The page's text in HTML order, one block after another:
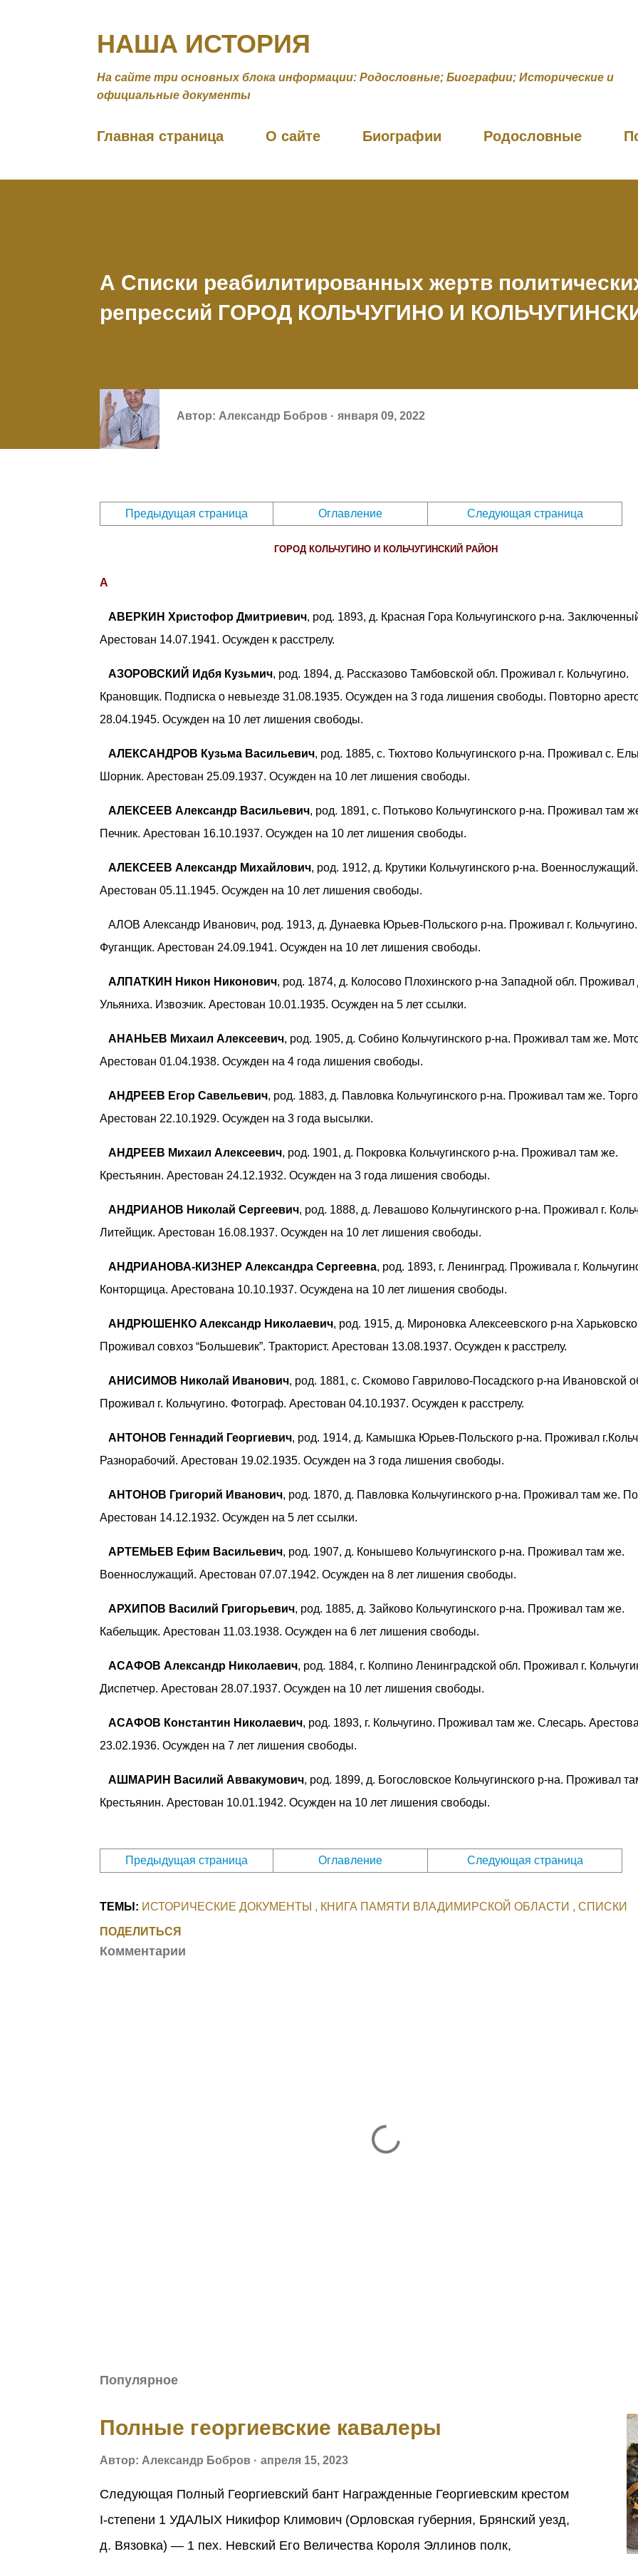
НАША ИСТОРИЯ
На сайте три основных блока информации: Родословные; Биографии; Исторические и
официальные документы
Главная страница О сайте Биографии Родословные
А Списки реабилитированных жертв
репрессий ГОРОД КОЛЬЧУГИНО И
Автор: Александр Бобров января 09, 2022
Предыдущая страница Оглавление Следующая страница
ГОРОД КОЛЬЧУГИНО И КОЛЬЧУГИНСКИЙ РАЙОН
А
АВЕРКИН Христофор Дмитриевич, род. 1893, д. Красная Гора Кольчугинского р-на.
Арестован 14.07.1941. Осужден к расстрелу.
АЗОРОВСКИЙ Идбя Кузьмич, род. 1894, д. Рассказово Тамбовской обл. Проживал г. Кольчугино.
Крановщик. Подписка о невыезде 31.08.1935. Осужден на 3 года лишения свободы. Повторно
28.04.1945. Осужден на 10 лет лишения свободы.
АЛЕКСАНДРОВ Кузьма Васильевич, род. 1885, с. Тюхтово Кольчугинского р-на. Проживал с.
Шорник. Арестован 25.09.1937. Осужден на 10 лет лишения свободы.
АЛЕКСЕЕВ Александр Васильевич, род. 1891, с. Потьково Кольчугинского р-на. Проживал там
Печник. Арестован 16.10.1937. Осужден на 10 лет лишения свободы.
АЛЕКСЕЕВ Александр Михайлович, род. 1912, д. Крутики Кольчугинского р-на. Военнослужащий.
Арестован 05.11.1945. Осужден на 10 лет лишения свободы.
АЛОВ Александр Иванович, род. 1913, д. Дунаевка Юрьев-Польского р-на. Проживал г. Кольчугино.
Фуганщик. Арестован 24.09.1941. Осужден на 10 лет лишения свободы.
АЛПАТКИН Никон Никонович, род. 1874, д. Колосово Плохинского р-на Западной обл. Проживал
Ульяниха. Извозчик. Арестован 10.01.1935. Осужден на 5 лет ссылки.
АНАНЬЕВ Михаил Алексеевич, род. 1905, д. Собино Кольчугинского р-на. Проживал там же.
Арестован 01.04.1938. Осужден на 4 года лишения свободы.
АНДРЕЕВ Егор Савельевич, род. 1883, д. Павловка Кольчугинского р-на. Проживал там же.
Арестован 22.10.1929. Осужден на 3 года высылки.
АНДРЕЕВ Михаил Алексеевич, род. 1901, д. Покровка Кольчугинского р-на. Проживал там же.
Крестьянин. Арестован 24.12.1932. Осужден на 3 года лишения свободы.
АНДРИАНОВ Николай Сергеевич, род. 1888, д. Левашово Кольчугинского р-на. Проживал г.
Литейщик. Арестован 16.08.1937. Осужден на 10 лет лишения свободы.
АНДРИАНОВА-КИЗНЕР Александра Сергеевна, род. 1893, г. Ленинград. Проживала г.
Конторщица. Арестована 10.10.1937. Осуждена на 10 лет лишения свободы.
АНДРЮШЕНКО Александр Николаевич, род. 1915, д. Мироновка Алексеевского р-на
Проживал совхоз “Большевик”. Тракторист. Арестован 13.08.1937. Осужден к расстрелу.
АНИСИМОВ Николай Иванович, род. 1881, с. Скомово Гаврилово-Посадского р-на Ивановской
Проживал г. Кольчугино. Фотограф. Арестован 04.10.1937. Осужден к расстрелу.
АНТОНОВ Геннадий Георгиевич, род. 1914, д. Камышка Юрьев-Польского р-на. Проживал
Разнорабочий. Арестован 19.02.1935. Осужден на 3 года лишения свободы.
АНТОНОВ Григорий Иванович, род. 1870, д. Павловка Кольчугинского р-на. Проживал там же.
Арестован 14.12.1932. Осужден на 5 лет ссылки.
АРТЕМЬЕВ Ефим Васильевич, род. 1907, д. Конышево Кольчугинского р-на. Проживал там же.
Военнослужащий. Арестован 07.07.1942. Осужден на 8 лет лишения свободы.
АРХИПОВ Василий Григорьевич, род. 1885, д. Зайково Кольчугинского р-на. Проживал там же.
Кабельщик. Арестован 11.03.1938. Осужден на 6 лет лишения свободы.
АСАФОВ Александр Николаевич, род. 1884, г. Колпино Ленинградской обл. Проживал г.
Диспетчер. Арестован 28.07.1937. Осужден на 10 лет лишения свободы.
АСАФОВ Константин Николаевич, род. 1893, г. Кольчугино. Проживал там же. Слесарь.
23.02.1936. Осужден на 7 лет лишения свободы.
АШМАРИН Василий Аввакумович, род. 1899, д. Богословское Кольчугинского р-на. Проживал
Крестьянин. Арестован 10.01.1942. Осужден на 10 лет лишения свободы.
Предыдущая страница Оглавление Следующая страница
ТЕМЫ: ИСТОРИЧЕСКИЕ ДОКУМЕНТЫ КНИГА ПАМЯТИ ВЛАДИМИРСКОЙ ОБЛАСТИ СПИСКИ
ПОДЕЛИТЬСЯ
Комментарии
Популярное
Полные георгиевские кавалеры
Автор: Александр Бобров апреля 15, 2023
Следующая Полный Георгиевский бант Награжденные Георгиевским крестом
I-степени 1 УДАЛЫХ Никифор Климович (Орловская губерния, Брянский уезд,
д. Вязовка) — 1 пех. Невский Его Величества Короля Эллинов полк,